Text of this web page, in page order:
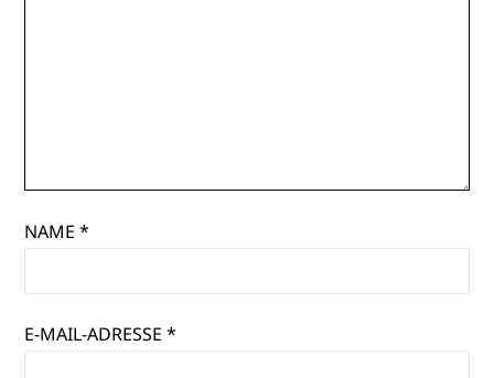
NAME*
E-MAIL-ADRESSE*